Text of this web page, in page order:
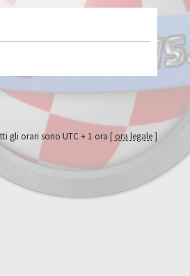
gli orari sono UTC + 1 ora [ ora legale]